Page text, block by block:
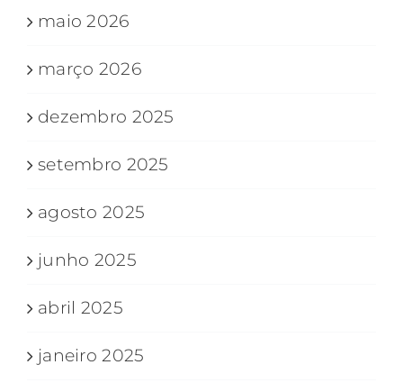
maio 2026
março 2026
dezembro 2025
setembro 2025
agosto 2025
junho 2025
abril 2025
janeiro 2025